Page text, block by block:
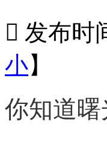
 发布时
小】
你知道